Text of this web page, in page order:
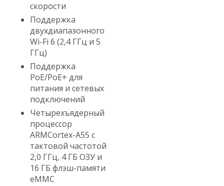
скорости
Поддержка
двухдиапазонного
Wi-Fi 6 (2,4 ГГц и 5
ГГц)
Поддержка
PoE/PoE+ для
питания и сетевых
подключений
Четырехъядерный
процессор
ARMCortex-A55 с
тактовой частотой
2,0 ГГц, 4 ГБ ОЗУ и
16 ГБ флэш-памяти
eMMC